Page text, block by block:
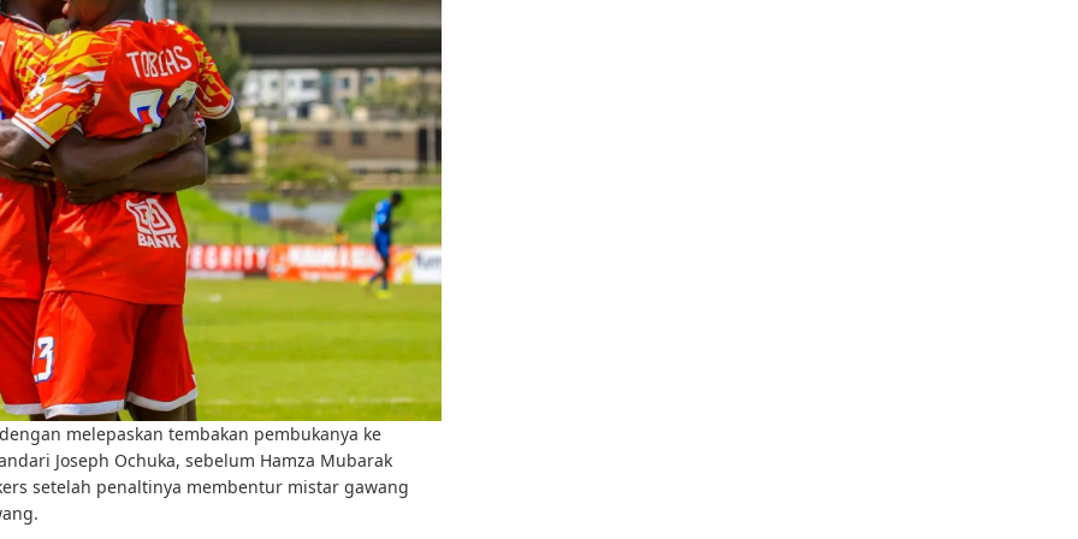
melepaskan tembakan pembukanya ke
Joseph Ochuka, sebelum Hamza Mubarak
setelah penaltinya membentur mistar gawang